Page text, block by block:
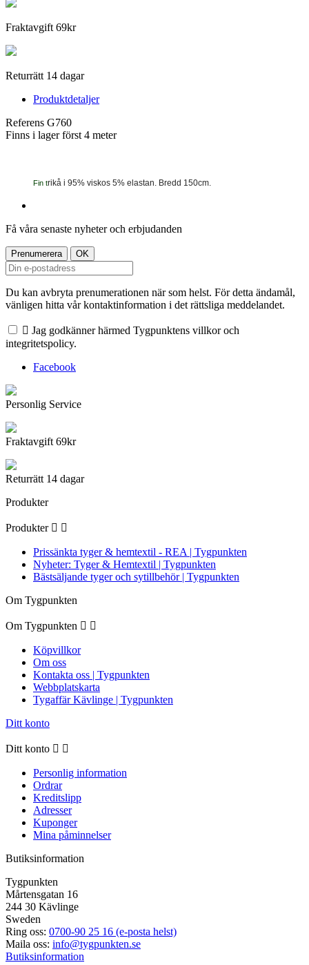
Fraktavgift 69kr
Returrätt 14 dagar
Produktdetaljer
Referens G760
Finns i lager först 4 meter
Fin trikå i 95% viskos 5% elastan. Bredd 150cm.
Få våra senaste nyheter och erbjudanden
Du kan avbryta prenumerationen när som helst. För detta ändamål,
vänligen hitta vår kontaktinformation i det rättsliga meddelandet.
 Jag godkänner härmed Tygpunktens villkor och
integritetspolicy.
Facebook
Personlig Service
Fraktavgift 69kr
Returrätt 14 dagar
Produkter
Produkter  
Prissänkta tyger & hemtextil - REA | Tygpunkten
Nyheter: Tyger & Hemtextil | Tygpunkten
Bästsäljande tyger och sytillbehör | Tygpunkten
Om Tygpunkten
Om Tygpunkten  
Köpvillkor
Om oss
Kontakta oss | Tygpunkten
Webbplatskarta
Tygaffär Kävlinge | Tygpunkten
Ditt konto
Ditt konto  
Personlig information
Ordrar
Kreditslipp
Adresser
Kuponger
Mina påminnelser
Butiksinformation
Tygpunkten
Mårtensgatan 16
244 30 Kävlinge
Sweden
Ring oss: 0700-90 25 16 (e-posta helst)
Maila oss: info@tygpunkten.se
Butiksinformation